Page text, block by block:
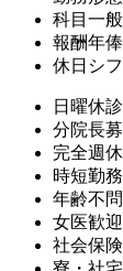
科目 一
報酬年
休日 シ
日曜休診
分院長
完全週
時短勤
年齢不問
女医歓迎
社会保